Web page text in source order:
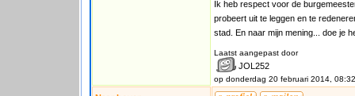
Ik heb respect voor de
probeert uit te leggen en te
stad. En naar mijn mening... doe je
Laatst aangepast door
JOL252
op donderdag 20 februari 2014, 08:32